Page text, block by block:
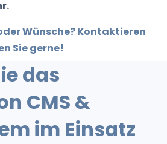
Wünsche? Kontaktieren
Sie gerne!
das
CMS &
im Einsatz